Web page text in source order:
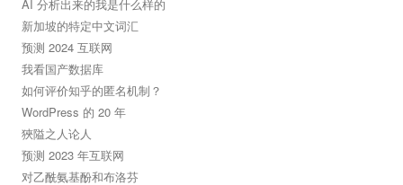
AI 分析出来的我是什么样的
新加坡的特定中文词汇
预测 2024 互联网
我看国产数据库
如何评价知乎的匿名机制？
WordPress 的 20 年
狹隘之人论人
预测 2023 年互联网
对乙酰氨基酚和布洛芬